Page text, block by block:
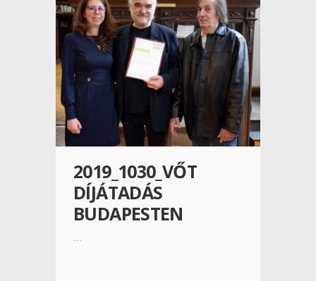
2019_1030_VŐT
DÍJÁTADÁS
BUDAPESTEN
...